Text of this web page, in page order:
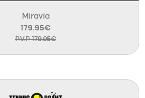
Miravia
179.95€
P.V.P 179.95€